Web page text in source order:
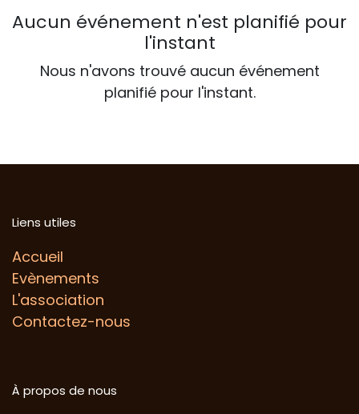
Aucun événement n'est planifié pour
l'instant
Nous n'avons trouvé aucun événement
planifié pour l'instant.
Liens utiles
Accueil
Evènements
L'association
Contactez-nous
À propos de nous